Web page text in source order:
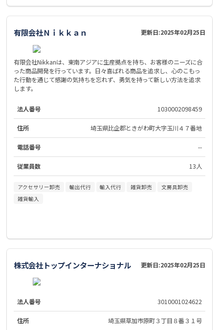
有限会社Ｎｉｋｋａｎ 更新日:2025年02月25日
有限会社Nikkanは、東南アジアに生産拠点を持ち、お客様のニーズに合
った商品開発を行っています。日々喜ばれる商品を追求し、心のこもっ
た行動を通じて感謝の気持ちを忘れず、勇気を持って新しい方法を追求
します。
法人番号 1030002098459
住所 埼玉県比企郡ときがわ町大字玉川４７番地
電話番号 --
従業員数 13人
アクセサリー卸売 輸出代行 輸入代行 雑貨卸売
文房具卸売
雑貨輸入
株式会社トップインターナショナル 更新日:2025年02月25日
法人番号 3010001024622
住所 埼玉県草加市原町３丁目８番３１号